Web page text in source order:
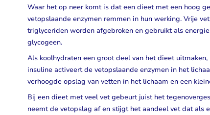
Waar het op neer komt is dat een dieet met een hoog
vetopslaande enzymen remmen in hun werking. Vrije
triglyceriden worden afgebroken en gebruikt als
glycogeen.
Als koolhydraten een groot deel van het dieet
insuline activeert de vetopslaande enzymen in het
verhoogde opslag van vetten in het lichaam en een
Bij een dieet met veel vet gebeurt juist het
neemt de vetopslag af en stijgt het aandeel vet dat als